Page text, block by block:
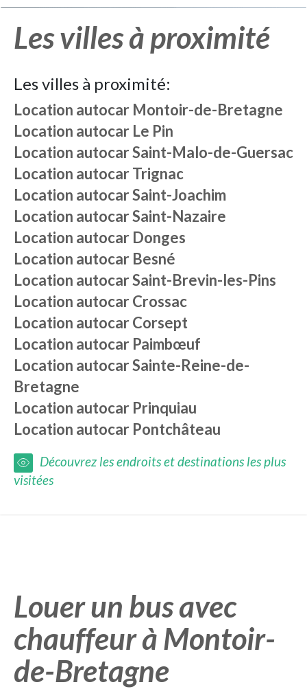
Les villes à proximité
Les villes à proximité:
Location autocar Montoir-de-Bretagne
Location autocar Le Pin
Location autocarSaint-Malo-de-Guersac
Location autocarTrignac
Location autocarSaint-Joachim
Location autocarSaint-Nazaire
Location autocar Donges
Location autocar Besné
Location autocarSaint-Brevin-les-Pins
Location autocarCrossac
Location autocarCorsept
Location autocar Paimbœuf
Location autocarSainte-Reine-de-
Bretagne
Location autocar Prinquiau
Location autocar Pontchâteau
Découvrez les endroits et destinations les plus
visitées
Louer un bus avec
chauffeur à Montoir-
de-Bretagne